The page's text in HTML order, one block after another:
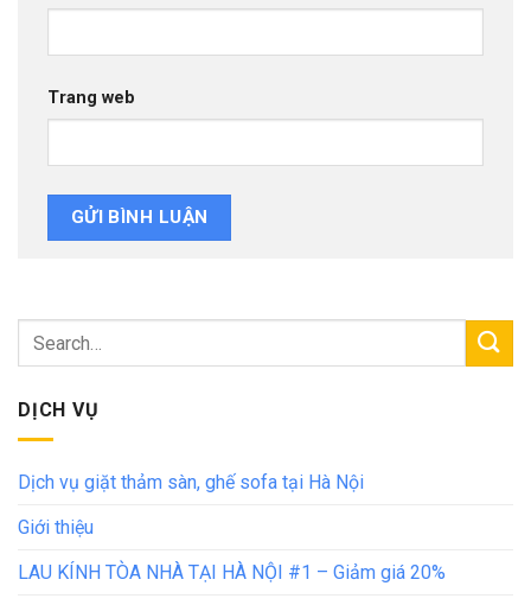
Trang web
DỊCH VỤ
Dịch vụ giặt thảm sàn, ghế sofa tại Hà Nội
Giới thiệu
LAU KÍNH TÒA NHÀ TẠI HÀ NỘI #1 – Giảm giá 20%